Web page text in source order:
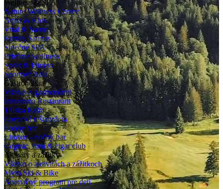
Wellness & SPA
Nature Wellness Center
Aqua & Kids
Vital & Sauna
Family Saunas
Slnečné SPA
Privátne wellness
Sport & Fitness
Športová hala
Gastronómia
Všetko o gastronómii
Panorama Restaurant
Tálska Bašta
Lovecká reštaurácia
Lobby bar
Limbus - nočný bar
Cognac, rum & cigar club
Aktivity a zážitky
Všetko o aktivitách a zážitkoch
Mýto Ski & Bike
Animačný program pre deti